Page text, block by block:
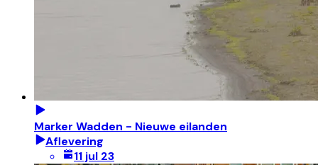
Marker Wadden - Nieuwe eilanden
Aflevering
11 jul 23